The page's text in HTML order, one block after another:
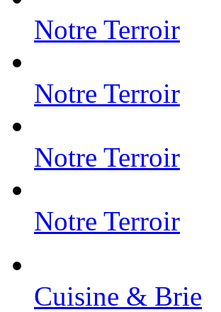
Notre Terroir
Notre Terroir
Notre Terroir
Notre Terroir
Cuisine & Brie